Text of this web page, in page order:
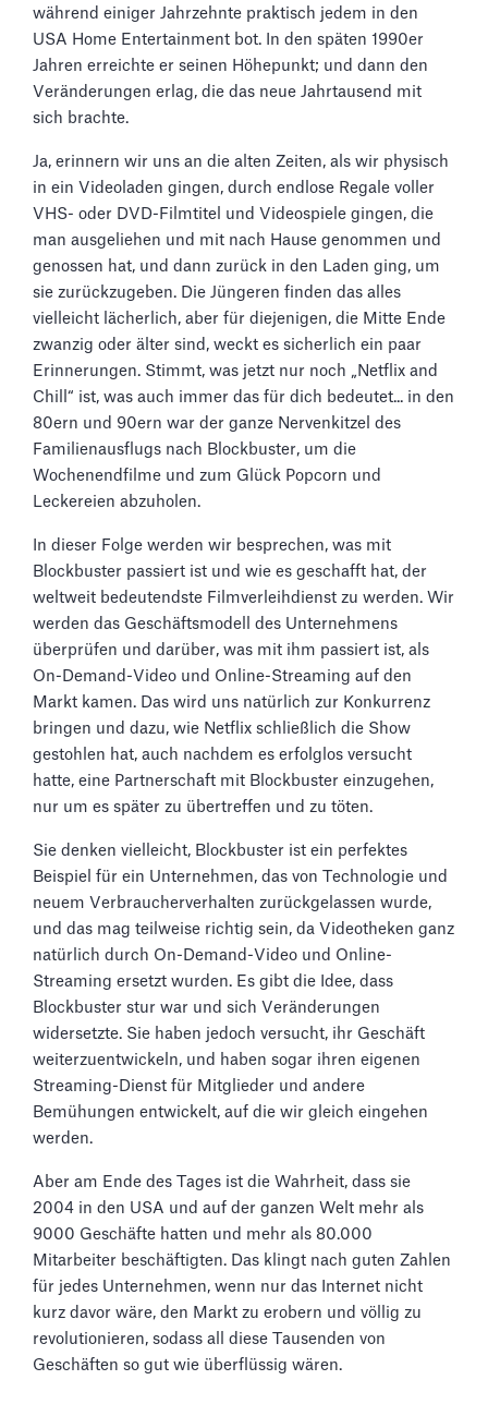
während einiger Jahrzehnte praktisch jedem in den
USA Home Entertainment bot. In den späten 1990er
Jahren erreichte er seinen Höhepunkt; und dann den
Veränderungen erlag, die das neue Jahrtausend mit
sich brachte.
Ja, erinnern wir uns an die alten Zeiten, als wir physisch
in ein Videoladen gingen, durch endlose Regale voller
VHS- oder DVD-Filmtitel und Videospiele gingen, die
man ausgeliehen und mit nach Hause genommen und
genossen hat, und dann zurück in den Laden ging, um
sie zurückzugeben. Die Jüngeren finden das alles
vielleicht lächerlich, aber für diejenigen, die Mitte Ende
zwanzig oder älter sind, weckt es sicherlich ein paar
Erinnerungen. Stimmt, was jetzt nur noch „Netflix and
Chill“ ist, was auch immer das für dich bedeutet... in den
80ern und 90ern war der ganze Nervenkitzel des
Familienausflugs nach Blockbuster, um die
Wochenendfilme und zum Glück Popcorn und
Leckereien abzuholen.
In dieser Folge werden wir besprechen, was mit
Blockbuster passiert ist und wie es geschafft hat, der
weltweit bedeutendste Filmverleihdienst zu werden. Wir
werden das Geschäftsmodell des Unternehmens
überprüfen und darüber, was mit ihm passiert ist, als
On-Demand-Video und Online-Streaming auf den
Markt kamen. Das wird uns natürlich zur Konkurrenz
bringen und dazu, wie Netflix schließlich die Show
gestohlen hat, auch nachdem es erfolglos versucht
hatte, eine Partnerschaft mit Blockbuster einzugehen,
nur um es später zu übertreffen und zu töten.
Sie denken vielleicht, Blockbuster ist ein perfektes
Beispiel für ein Unternehmen, das von Technologie und
neuem Verbraucherverhalten zurückgelassen wurde,
und das mag teilweise richtig sein, da Videotheken ganz
natürlich durch On-Demand-Video und Online-
Streaming ersetzt wurden. Es gibt die Idee, dass
Blockbuster stur war und sich Veränderungen
widersetzte. Sie haben jedoch versucht, ihr Geschäft
weiterzuentwickeln, und haben sogar ihren eigenen
Streaming-Dienst für Mitglieder und andere
Bemühungen entwickelt, auf die wir gleich eingehen
werden.
Aber am Ende des Tages ist die Wahrheit, dass sie
2004 in den USA und auf der ganzen Welt mehr als
9000 Geschäfte hatten und mehr als 80.000
Mitarbeiter beschäftigten. Das klingt nach guten Zahlen
für jedes Unternehmen, wenn nur das Internet nicht
kurz davor wäre, den Markt zu erobern und völlig zu
revolutionieren, sodass all diese Tausenden von
Geschäften so gut wie überflüssig wären.